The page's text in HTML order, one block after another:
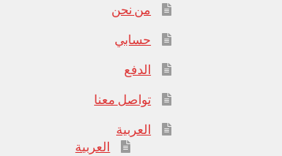
من نحن
حسابي
الدفع
تواصل معنا
العربية
العربية